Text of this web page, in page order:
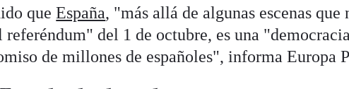
queEspaña, "más allá de algunas escenas que
referéndum" del 1 de octubre, es una
de millones de españoles", informa Europa